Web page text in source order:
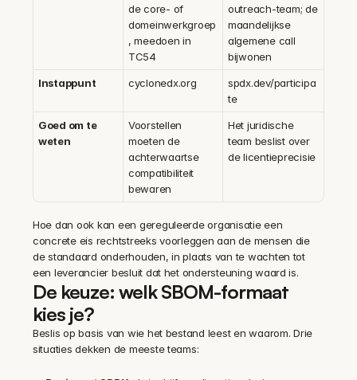
de core- of
domeinwerkgroep
, meedoen in
TC54
outreach-team; de
maandelijkse
algemene call
bijwonen
Instappunt cyclonedx.org
spdx.dev/participa
te
Goed om te
weten
Voorstellen
moeten de
achterwaartse
compatibiliteit
bewaren
Het juridische
team beslist over
de licentieprecisie
Hoe dan ook kan een gereguleerde organisatie een
concrete eis rechtstreeks voorleggen aan de mensen die
de standaard onderhouden, in plaats van te wachten tot
een leverancier besluit dat het ondersteuning waard is.
De keuze: welk SBOM-formaat
kies je?
Beslis op basis van wie het bestand leest en waarom. Drie
situaties dekken de meeste teams: